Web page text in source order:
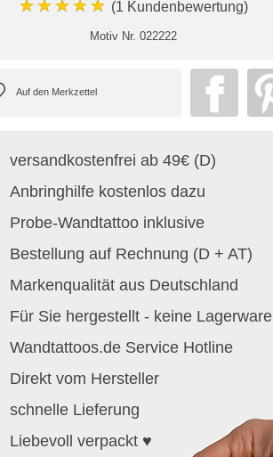
★★★★★ (1 Kundenbewertung)
Motiv Nr. 022222
versandkostenfrei ab 49€ (D)
Anbringhilfe kostenlos dazu
Probe-Wandtattoo inklusive
Bestellung auf Rechnung (D + AT)
Markenqualität aus Deutschland
Für Sie hergestellt - keine Lagerware
Wandtattoos.de Service Hotline
Direkt vom Hersteller
schnelle Lieferung
Liebevoll verpackt ♥